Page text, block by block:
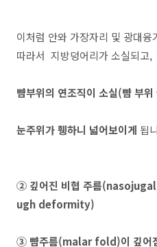
이처럼 안와 가장자리 및 광대
따라서 지방덩어리가 소실되고,
뺨부위의 연조직이 소실(뺨 부
눈주위가 휑하니 넓어보이게 됩
② 깊어진 비협 주름
ugh deformity)
③ 뺨주름(malar fold)이 깊어